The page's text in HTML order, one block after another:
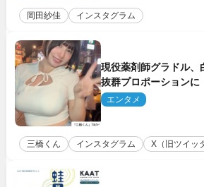
岡田紗佳 インスタグラム
現役薬剤師グラドル、
抜群プロポーションに
「すっっっご！」とネ
エンタメ
三橋くん インスタグラム X（旧ツイッ